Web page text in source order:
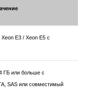
E3 / Xeon E5 с
ГБ или больше с
SAS или совместимый